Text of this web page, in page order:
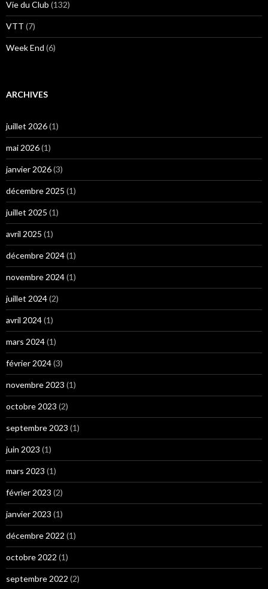
Vie du Club (132)
VTT (7)
Week End (6)
ARCHIVES
juillet 2026(1)
mai 2026(1)
janvier 2026(3)
décembre 2025 (1)
juillet 2025 (1)
avril 2025 (1)
décembre 2024(1)
novembre 2024(1)
juillet 2024(2)
avril 2024(1)
mars 2024(1)
février 2024(3)
novembre 2023 (1)
octobre 2023 (2)
septembre 2023 (1)
juin 2023 (1)
mars 2023 (1)
février 2023 (2)
janvier 2023 (1)
décembre 2022 (1)
octobre 2022 (1)
septembre 2022 (2)